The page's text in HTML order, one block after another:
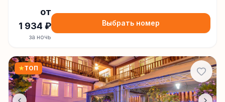
от
1 934 ₽
за ночь
Выбрать номер
★ТОП